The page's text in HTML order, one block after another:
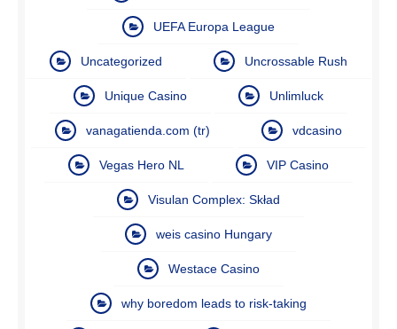
UEFA Europa League
Uncategorized Uncrossable Rush
Unique Casino Unlimluck
vanagatienda.com (tr) vdcasino
Vegas Hero NL VIP Casino
Visulan Complex: Skład
weis casino Hungary
Westace Casino
why boredom leads to risk-taking